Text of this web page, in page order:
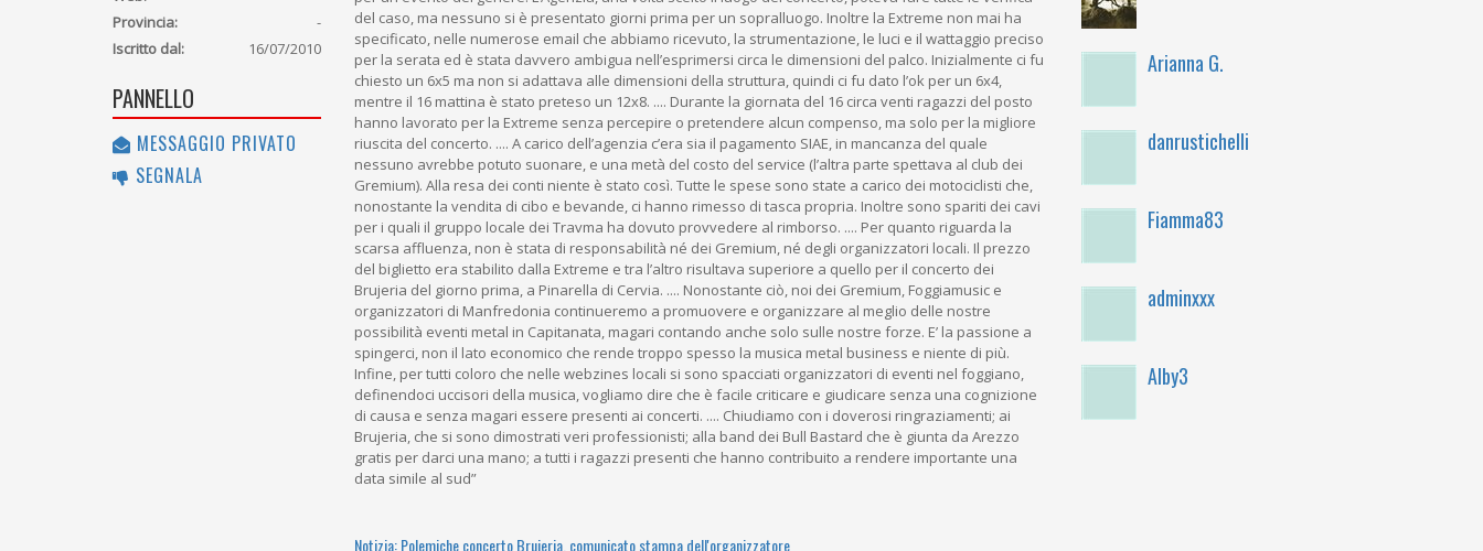
Provincia:
-
Iscritto dal:
16/07/2010
PANNELLO
MESSAGGIO PRIVATO
SEGNALA
del caso, ma nessuno si è presentato giorni prima per un sopralluogo. Inoltre la Extreme non mai ha
specificato, nelle numerose email che abbiamo ricevuto, la strumentazione, le luci e il wattaggio preciso
per la serata ed è stata davvero ambigua nell’esprimersi circa le dimensioni del palco. Inizialmente ci fu
chiesto un 6x5 ma non si adattava alle dimensioni della struttura, quindi ci fu dato l’ok per un 6x4,
mentre il 16 mattina è stato preteso un 12x8. .... Durante la giornata del 16 circa venti ragazzi del posto
hanno lavorato per la Extreme senza percepire o pretendere alcun compenso, ma solo per la migliore
riuscita del concerto. .... A carico dell’agenzia c’era sia il pagamento SIAE, in mancanza del quale
nessuno avrebbe potuto suonare, e una metà del costo del service (l’altra parte spettava al club dei
Gremium). Alla resa dei conti niente è stato così. Tutte le spese sono state a carico dei motociclisti che,
nonostante la vendita di cibo e bevande, ci hanno rimesso di tasca propria. Inoltre sono spariti dei cavi
per i quali il gruppo locale dei Travma ha dovuto provvedere al rimborso. .... Per quanto riguarda la
scarsa affluenza, non è stata di responsabilità né dei Gremium, né degli organizzatori locali. Il prezzo
del biglietto era stabilito dalla Extreme e tra l’altro risultava superiore a quello per il concerto dei
Brujeria del giorno prima, a Pinarella di Cervia. .... Nonostante ciò, noi dei Gremium, Foggiamusic e
organizzatori di Manfredonia continueremo a promuovere e organizzare al meglio delle nostre
possibilità eventi metal in Capitanata, magari contando anche solo sulle nostre forze. E’ la passione a
spingerci, non il lato economico che rende troppo spesso la musica metal business e niente di più.
Infine, per tutti coloro che nelle webzines locali si sono spacciati organizzatori di eventi nel foggiano,
definendoci uccisori della musica, vogliamo dire che è facile criticare e giudicare senza una cognizione
di causa e senza magari essere presenti ai concerti. .... Chiudiamo con i doverosi ringraziamenti; ai
Brujeria, che si sono dimostrati veri professionisti; alla band dei Bull Bastard che è giunta da Arezzo
gratis per darci una mano; a tutti i ragazzi presenti che hanno contribuito a rendere importante una
data simile al sud”
Notizia: Polemiche concerto Brujeria, comunicato stampa dell'organizzatore
Arianna G.
danrustichelli
Fiamma83
adminxxx
Alby3